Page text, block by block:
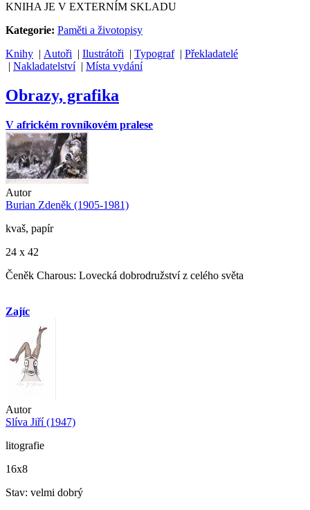
KNIHA JE V EXTERNÍM SKLADU
Kategorie: Paměti a životopisy
Knihy | Autoři | Ilustrátoři | Typograf| Překladatelé
| Nakladatelství| Místa vydání
Obrazy, grafika
V africkém rovníkovém pralese
Autor
Burian Zdeněk (1905-1981)
kvaš, papír
24 x 42
Čeněk Charous: Lovecká dobrodružství z celého světa
Zajíc
Autor
Slíva Jiří (1947)
litografie
16x8
Stav: velmi dobrý